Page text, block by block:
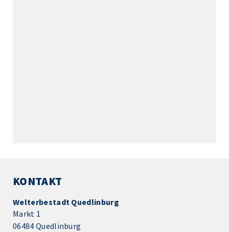
KONTAKT
Welterbestadt Quedlinburg
Markt 1
06484 Quedlinburg